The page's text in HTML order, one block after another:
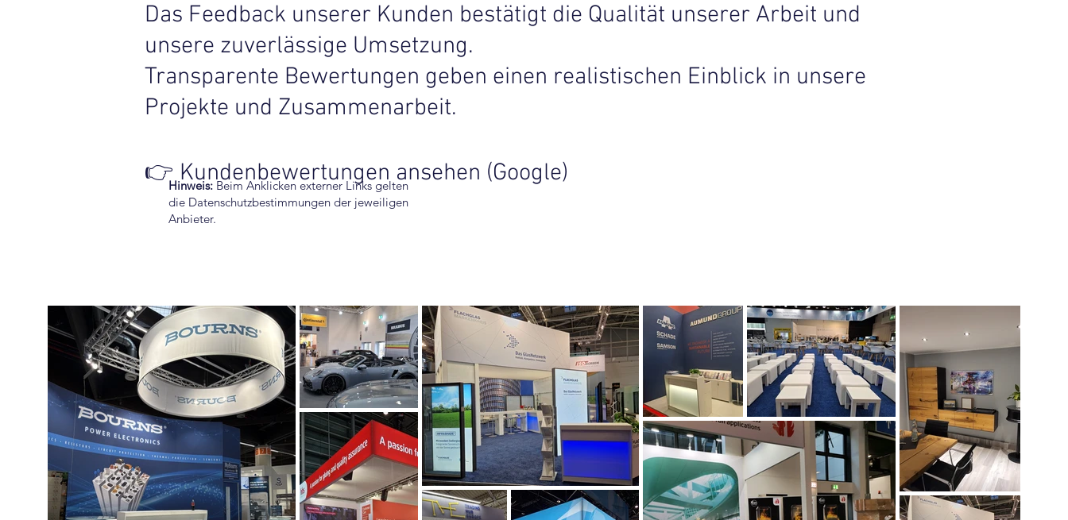
Das Feedback unserer Kunden bestätigt die Qualität unserer Arbeit und
unsere zuverlässige Umsetzung.
Transparente Bewertungen geben einen realistischen Einblick in unsere
Projekte und Zusammenarbeit.
👉 Kundenbewertungen ansehen (Google)
Hinweis: Beim Anklicken externer Links gelten
die Datenschutzbestimmungen der jeweiligen
Anbieter.